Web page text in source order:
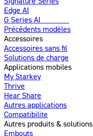
Edge AI
G Series AI
Précédents modèles
Accessoires
Accessoires sans fil
Solutions de charge
Applications mobiles
My Starkey
Thrive
Hear Share
Autres applications
Compatibilite
Autres produits & solutions
Embouts